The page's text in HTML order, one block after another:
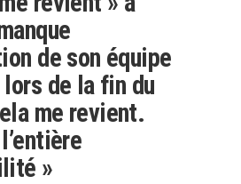
de son équipe
de la fin du
me revient.
»